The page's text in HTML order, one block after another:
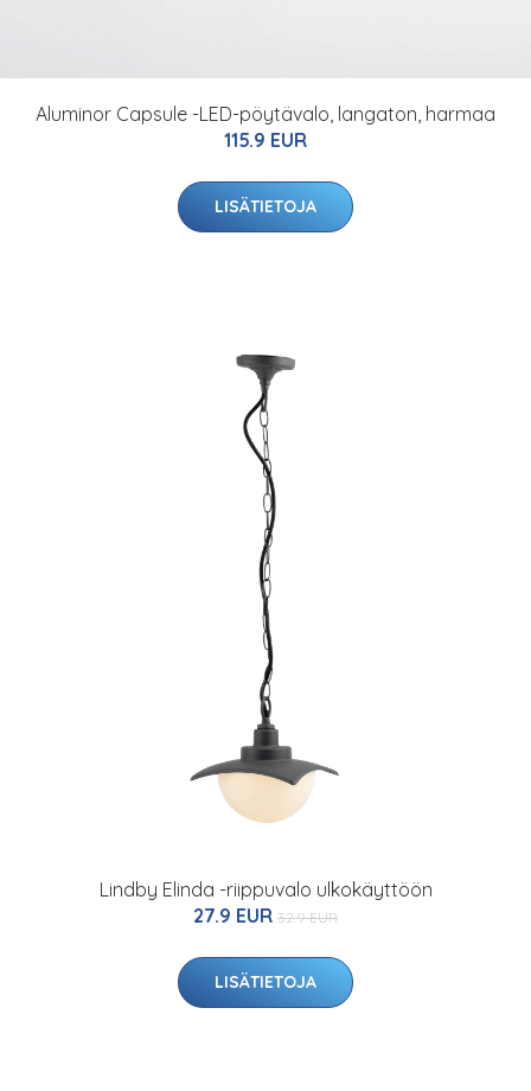
Aluminor Capsule -LED-pöytävalo, langaton, harmaa
115.9 EUR
LISÄTIETOJA
Lindby Elinda -riippuvalo ulkokäyttöön
27.9 EUR 32.9 EUR
LISÄTIETOJA